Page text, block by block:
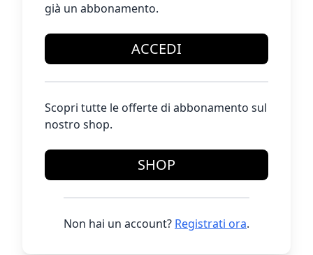
già un abbonamento.
ACCEDI
Scopri tutte le offerte di abbonamento sul
nostro shop.
SHOP
Non hai un account? Registrati ora.